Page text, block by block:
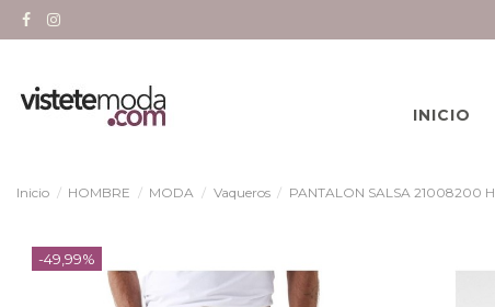
INICIO
Inicio HOMBRE MODA Vaqueros PANTALON SALSA 21008200 H
-49,99%